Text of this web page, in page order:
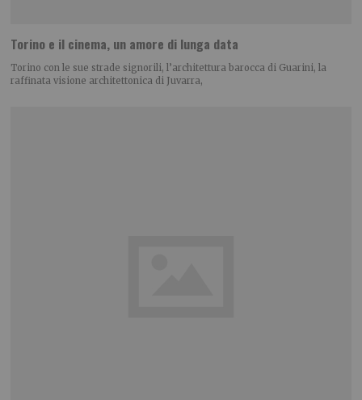
Torino e il cinema, un amore di lunga data
Torino con le sue strade signorili, l’architettura barocca di Guarini, la
raffinata visione architettonica di Juvarra,